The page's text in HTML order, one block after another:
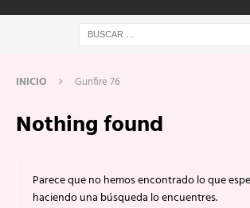
INICIO Gunfire 76
Nothing found
Parece que no hemos encontrado lo que
haciendo una búsqueda lo encuentres.